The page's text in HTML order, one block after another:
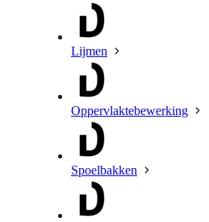
Lijmen
Oppervlaktebewerking
Spoelbakken